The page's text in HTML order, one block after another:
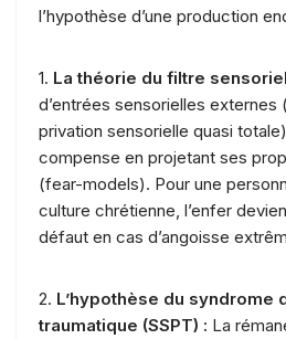
l’hypothèse d’une production
1. La théorie du filtre
d’entrées sensorielles externes
privation sensorielle quasi
compense en projetant ses
(fear-models). Pour une
culture chrétienne, l’enfer
défaut en cas d’angoisse
2. L’hypothèse du syndrome
traumatique (SSPT) : La